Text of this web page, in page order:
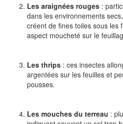
Les araignées rouges :
dans les environnements
créent de fines toiles sous les
aspect moucheté sur le
Les thrips : ces insectes
argentées sur les feuilles et
pousses.
Les mouches du terreau :